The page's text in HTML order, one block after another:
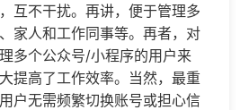
互不干扰。再讲，便于管理多
家人和工作同事等。再者，对
多个公众号/小程序的用户来
提高了工作效率。当然，最重
户无需频繁切换账号或担心信